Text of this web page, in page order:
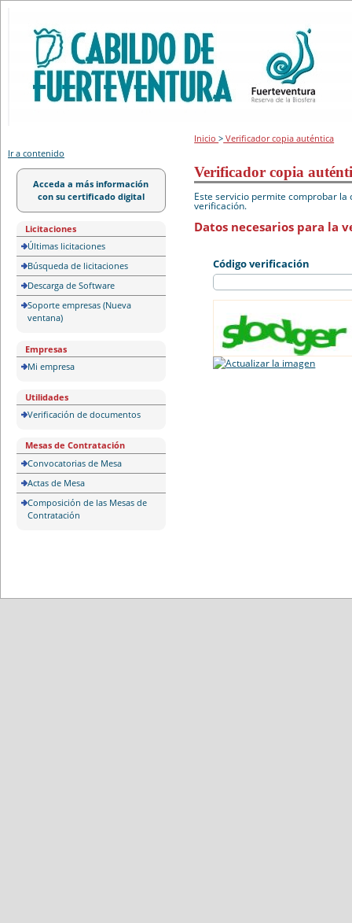
Ir a contenido
Acceda a más información
con su certificado digital
Licitaciones
Últimas licitaciones
Búsqueda de licitaciones
Descarga de Software
Soporte empresas (Nueva
ventana)
Empresas
Mi empresa
Utilidades
Verificación de documentos
Mesas de Contratación
Convocatorias de Mesa
Actas de Mesa
Composición de las Mesas de
Contratación
Inicio> Verificador copia auténtica
Verificador copia
Este servicio permite comprobar
verificación.
Datos necesarios para la
Código verificación